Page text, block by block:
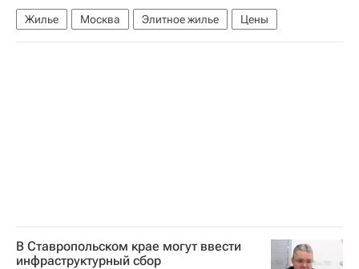
Жилье Москва Элитное жилье Цены
В Ставропольском крае могут ввести
инфраструктурный сбор